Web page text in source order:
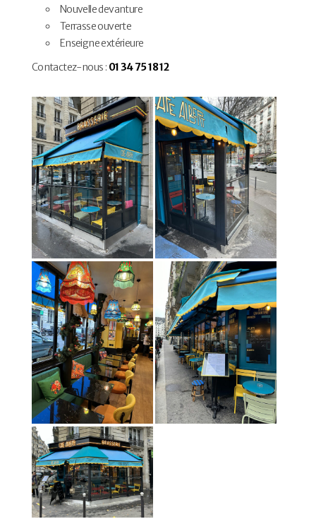
Nouvelle devanture
Terrasse ouverte
Enseigne extérieure
Contactez-nous : 01 34 75 18 12